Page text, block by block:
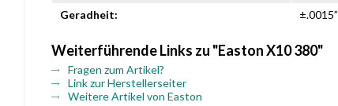
Geradheit:
±.0015”
Weiterführende Links zu "Easton X10 380"
Fragen zum Artikel?
Link zur Herstellerseiter
Weitere Artikel von Easton